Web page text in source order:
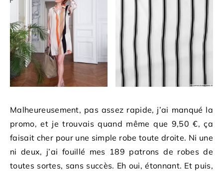
Malheureusement, pas assez rapide, j’ai manqué la
promo, et je trouvais quand même que 9,50 €, ça
faisait cher pour une simple robe toute droite. Ni une
ni deux, j’ai fouillé mes 189 patrons de robes de
toutes sortes, sans succès. Eh oui, étonnant. Et puis,